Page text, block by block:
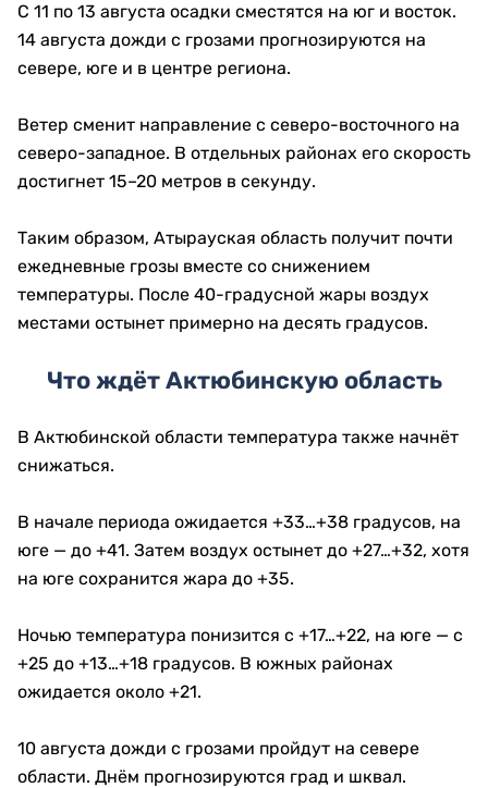
С 11 по 13 августа осадки сместятся на юг и восток.
14 августа дожди с грозами прогнозируются на
севере, юге и в центре региона.
Ветер сменит направление с северо-восточного на
северо-западное. В отдельных районах его скорость
достигнет 15–20 метров в секунду.
Таким образом, Атырауская область получит почти
ежедневные грозы вместе со снижением
температуры. После 40-градусной жары воздух
местами остынет примерно на десять градусов.
Что ждёт Актюбинскую область
В Актюбинской области температура также начнёт
снижаться.
В начале периода ожидается +33…+38 градусов, на
юге — до +41. Затем воздух остынет до +27…+32, хотя
на юге сохранится жара до +35.
Ночью температура понизится с +17…+22, на юге — с
+25 до +13…+18 градусов. В южных районах
ожидается около +21.
10 августа дожди с грозами пройдут на севере
области. Днём прогнозируются град и шквал.